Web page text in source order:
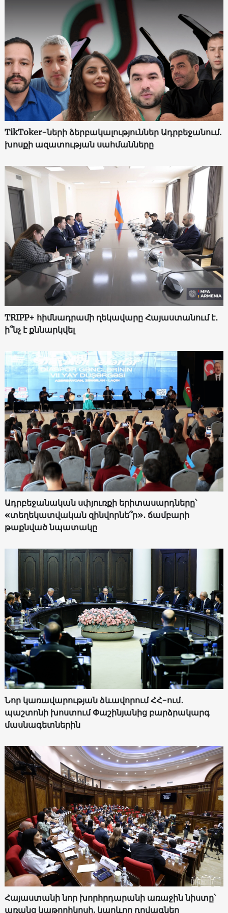
TikToker-ների ձերբակալություններ Ադրբեջանում.
խոսքի ազատության սահմանները
TRIPP+ հիմնադրամի ղեկավարը Հայաստանում է․
ի՞նչ է քննարկվել
Ադրբեջանական սփյուռքի երիտասարդները՝
«տեղեկատվական զինվորնե՞ր»․ ճամբարի
թաքնված նպատակը
Նոր կառավարության ձևավորում ՀՀ-ում․
պաշտոնի խոստում Փաշինյանից բարձրակարգ
մասնագետներին
Հայաստանի նոր խորհրդարանի առաջին նիստը՝
առանց կաթողիկոսի. կարևոր դրվագներ